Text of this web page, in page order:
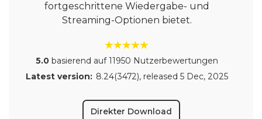
fortgeschrittene Wiedergabe- und
Streaming-Optionen bietet.
5.0 basierend auf 11950 Nutzerbewertungen
Latest version: 8.24(3472), released 5 Dec, 2025
Direkter Download